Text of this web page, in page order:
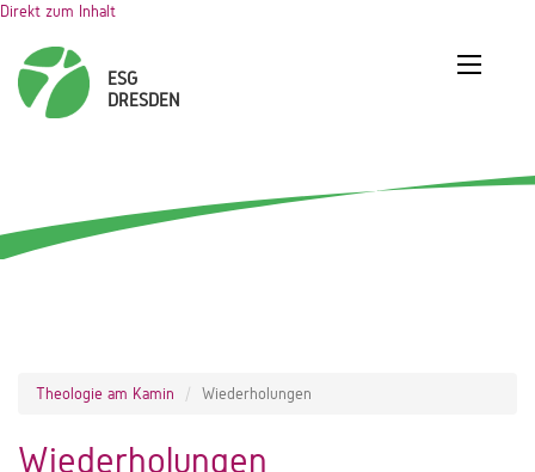
Direkt zum Inhalt
Theologie am Kamin Wiederholungen
Wiederholungen